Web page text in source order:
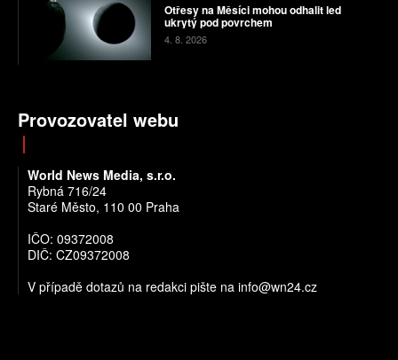
Otřesy na Měsíci mohou odhalit led
ukrytý pod povrchem
4. 8. 2026
Provozovatel webu
World News Media, s.r.o.
Rybná 716/24
Staré Město, 110 00 Praha
IČO: 09372008
DIČ: CZ09372008
V případě dotazů na redakci pište na info@wn24.cz